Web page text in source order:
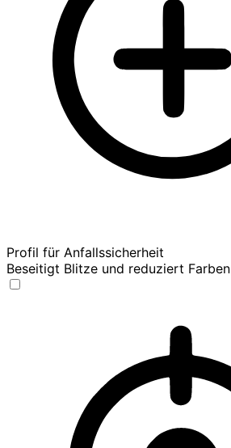
Profil für Anfallssicherheit
Beseitigt Blitze und reduziert Farben